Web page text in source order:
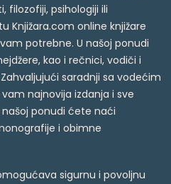
filozofiji, psihologiji ili
Knjižara.com online knjižare
potrebne. U našoj ponudi
kao i rečnici, vodiči i
saradnji sa vodećim
najnovija izdanja i sve
našoj ponudi ćete naći
i obimne
sigurnu i povoljnu